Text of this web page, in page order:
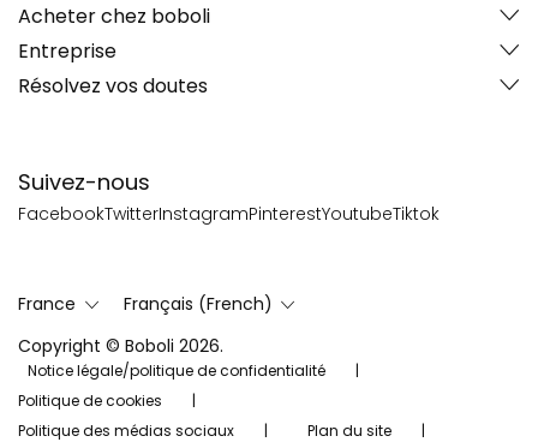
Suivez-nous
FacebookTwitterInstagramPinterestYoutubeTiktok
Acheter chez boboli
Entreprise
Résolvez vos doutes
France
Français (French)
Copyright © Boboli 2026.
Notice légale/politique de confidentialité
Politique de cookies
Politique des médias sociaux
Plan du site